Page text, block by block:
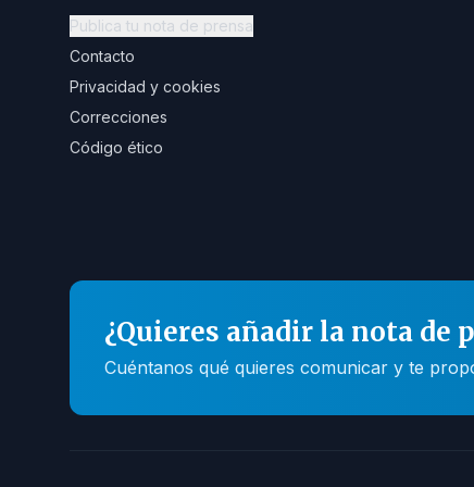
Publica tu nota de prensa
Contacto
Privacidad y cookies
Correcciones
Código ético
¿Quieres añadir la nota de
Cuéntanos qué quieres comunicar y te